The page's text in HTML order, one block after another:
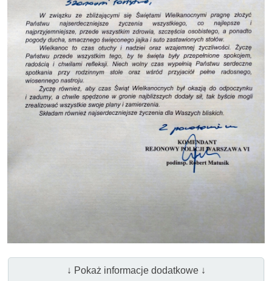
↓ Pokaż informacje dodatkowe ↓